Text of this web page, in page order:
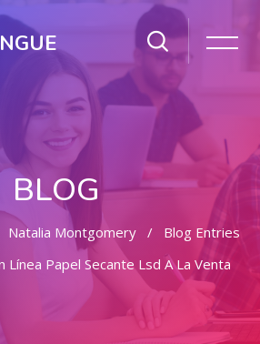
BLOG
Natalia Montgomery
Blog Entries
Línea Papel Secante Lsd A La Venta